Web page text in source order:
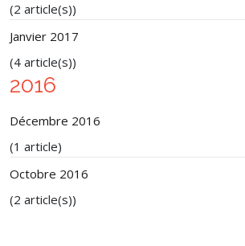
(2 article(s))
Janvier 2017
(4 article(s))
2016
Décembre 2016
(1 article)
Octobre 2016
(2 article(s))